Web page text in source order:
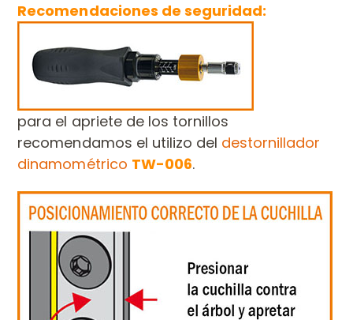
Recomendaciones de seguridad:
para el apriete de los tornillos
recomendamos el utilizo del destornillador
dinamométrico TW-006.